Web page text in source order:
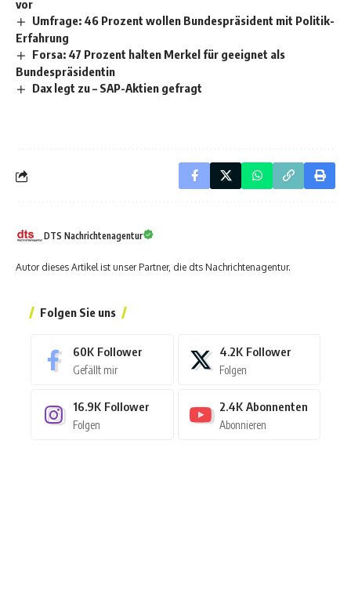
vor
Umfrage: 46 Prozent wollen Bundespräsident mit Politik-
Erfahrung
Forsa: 47 Prozent halten Merkel für geeignet als
Bundespräsidentin
Dax legt zu – SAP-Aktien gefragt
DTS Nachrichtenagentur
Autor dieses Artikel ist unser Partner, die dts Nachrichtenagentur.
Folgen Sie uns
60K Follower
Gefällt mir
4.2K Follower
Folgen
16.9K Follower
Folgen
2.4K Abonnenten
Abonnieren